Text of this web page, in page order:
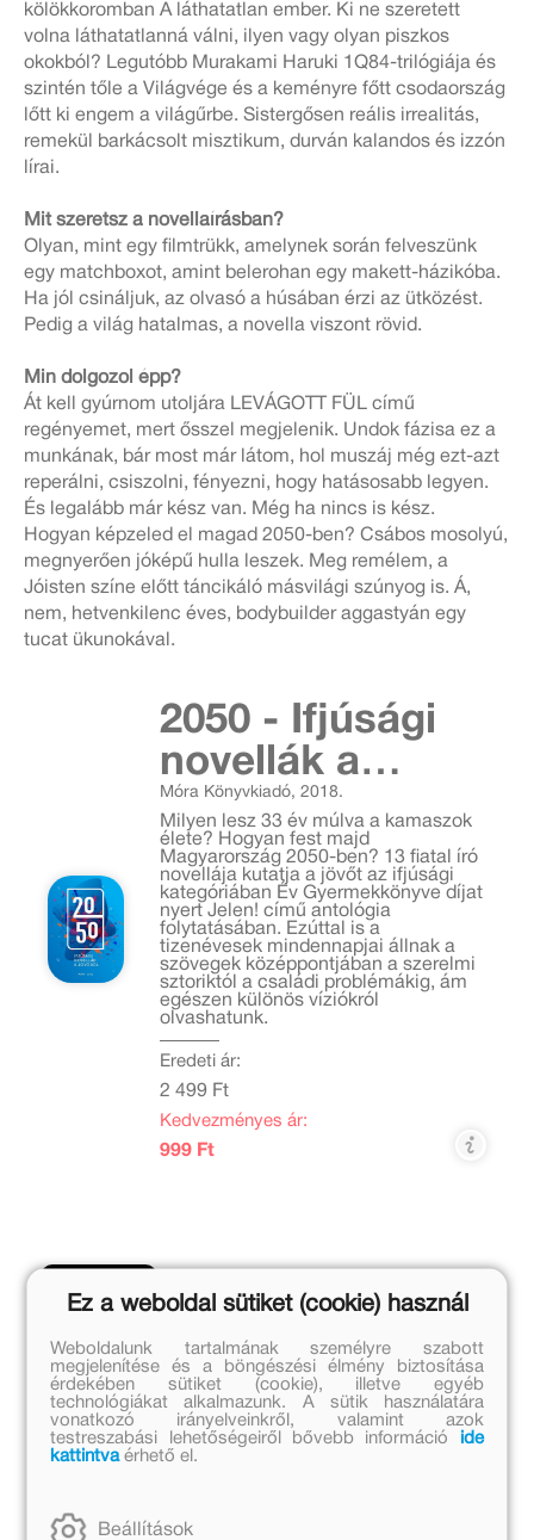
kölökkoromban A láthatatlan ember. Ki ne szeretett
volna láthatatlanná válni, ilyen vagy olyan piszkos
okokból? Legutóbb Murakami Haruki 1Q84-trilógiája és
szintén tőle a Világvége és a keményre főtt csodaország
lőtt ki engem a világűrbe. Sistergősen reális irrealitás,
remekül barkácsolt misztikum, durván kalandos és izzón
lírai.
Mit szeretsz a novellaírásban?
Olyan, mint egy filmtrükk, amelynek során felveszünk
egy matchboxot, amint belerohan egy makett-házikóba.
Ha jól csináljuk, az olvasó a húsában érzi az ütközést.
Pedig a világ hatalmas, a novella viszont rövid.
Min dolgozol épp?
Át kell gyúrnom utoljára LEVÁGOTT FÜL című
regényemet, mert ősszel megjelenik. Undok fázisa ez a
munkának, bár most már látom, hol muszáj még ezt-azt
reperálni, csiszolni, fényezni, hogy hatásosabb legyen.
És legalább már kész van. Még ha nincs is kész.
Hogyan képzeled el magad 2050-ben? Csábos mosolyú,
megnyerően jóképű hulla leszek. Meg remélem, a
Jóisten színe előtt táncikáló másvilági szúnyog is. Á,
nem, hetvenkilenc éves, bodybuilder aggastyán egy
tucat ükunokával.
2050 - Ifjúsági
novellák a
jövőről
Móra Könyvkiadó, 2018.
Milyen lesz 33 év múlva a kamaszok
élete? Hogyan fest majd
Magyarország 2050-ben? 13 fiatal író
novellája kutatja a jövőt az ifjúsági
kategóriában Év Gyermekkönyve díjat
nyert Jelen! című antológia
folytatásában. Ezúttal is a
tizenévesek mindennapjai állnak a
szövegek középpontjában a szerelmi
sztoriktól a családi problémákig, ám
egészen különös víziókról
olvashatunk.
Eredeti ár:
2 499 Ft
Kedvezményes ár:
999 Ft
Hasonló hírek
Ez a weboldal sütiket (cookie) használ
Weboldalunk tartalmának személyre szabott
megjelenítése és a böngészési élmény biztosítása
érdekében sütiket (cookie), illetve egyéb
technológiákat alkalmazunk. A sütik használatára
vonatkozó irányelveinkről, valamint azok
testreszabási lehetőségeiről bővebb információ
ide
kattintvaérhető el.
Beállítások